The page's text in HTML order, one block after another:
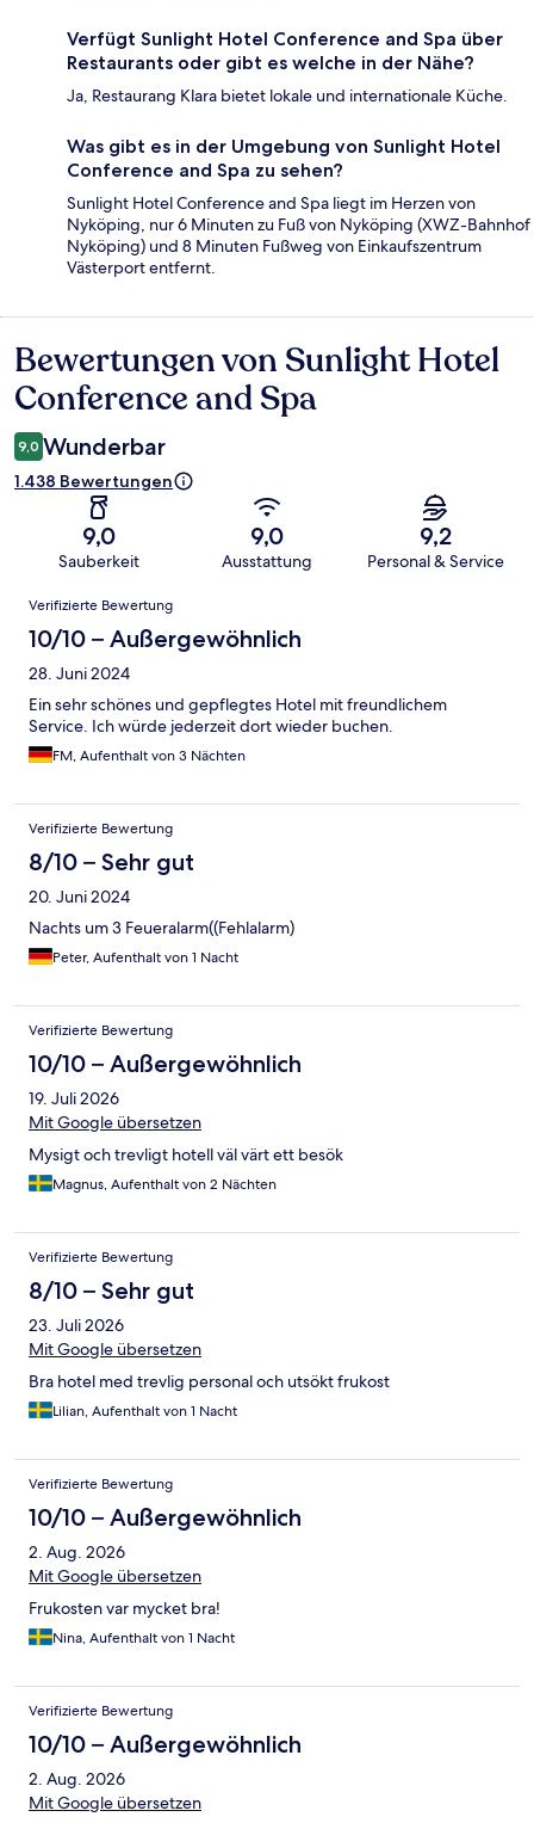
Verfügt Sunlight Hotel Conference and Spa über
Restaurants oder gibt es welche in der Nähe?
Ja, Restaurang Klara bietet lokale und internationale Küche.
Was gibt es in der Umgebung von Sunlight Hotel
Conference and Spa zu sehen?
Sunlight Hotel Conference and Spa liegt im Herzen von
Nyköping, nur 6 Minuten zu Fuß von Nyköping (XWZ-Bahnhof
Nyköping) und 8 Minuten Fußweg von Einkaufszentrum
Västerport entfernt.
Bewertungen
Bewertungen von Sunlight Hotel
Conference and Spa
9,0 Wunderbar
1.438 Bewertungen
9,0
Sauberkeit
9,0
Ausstattung
9,2
Personal & Service
Bewertungen
Verifizierte Bewertung
10/10 – Außergewöhnlich
28. Juni 2024
Ein sehr schönes und gepflegtes Hotel mit freundlichem
Service. Ich würde jederzeit dort wieder buchen.
FM, Aufenthalt von 3 Nächten
Verifizierte Bewertung
8/10 – Sehr gut
20. Juni 2024
Nachts um 3 Feueralarm((Fehlalarm)
Peter, Aufenthalt von 1 Nacht
Verifizierte Bewertung
10/10 – Außergewöhnlich
19. Juli 2026
Mit Google übersetzen
Mysigt och trevligt hotell väl värt ett besök
Magnus, Aufenthalt von 2 Nächten
Verifizierte Bewertung
8/10 – Sehr gut
23. Juli 2026
Mit Google übersetzen
Bra hotel med trevlig personal och utsökt frukost
Lilian, Aufenthalt von 1 Nacht
Verifizierte Bewertung
10/10 – Außergewöhnlich
2. Aug. 2026
Mit Google übersetzen
Frukosten var mycket bra!
Nina, Aufenthalt von 1 Nacht
Verifizierte Bewertung
10/10 – Außergewöhnlich
2. Aug. 2026
Mit Google übersetzen